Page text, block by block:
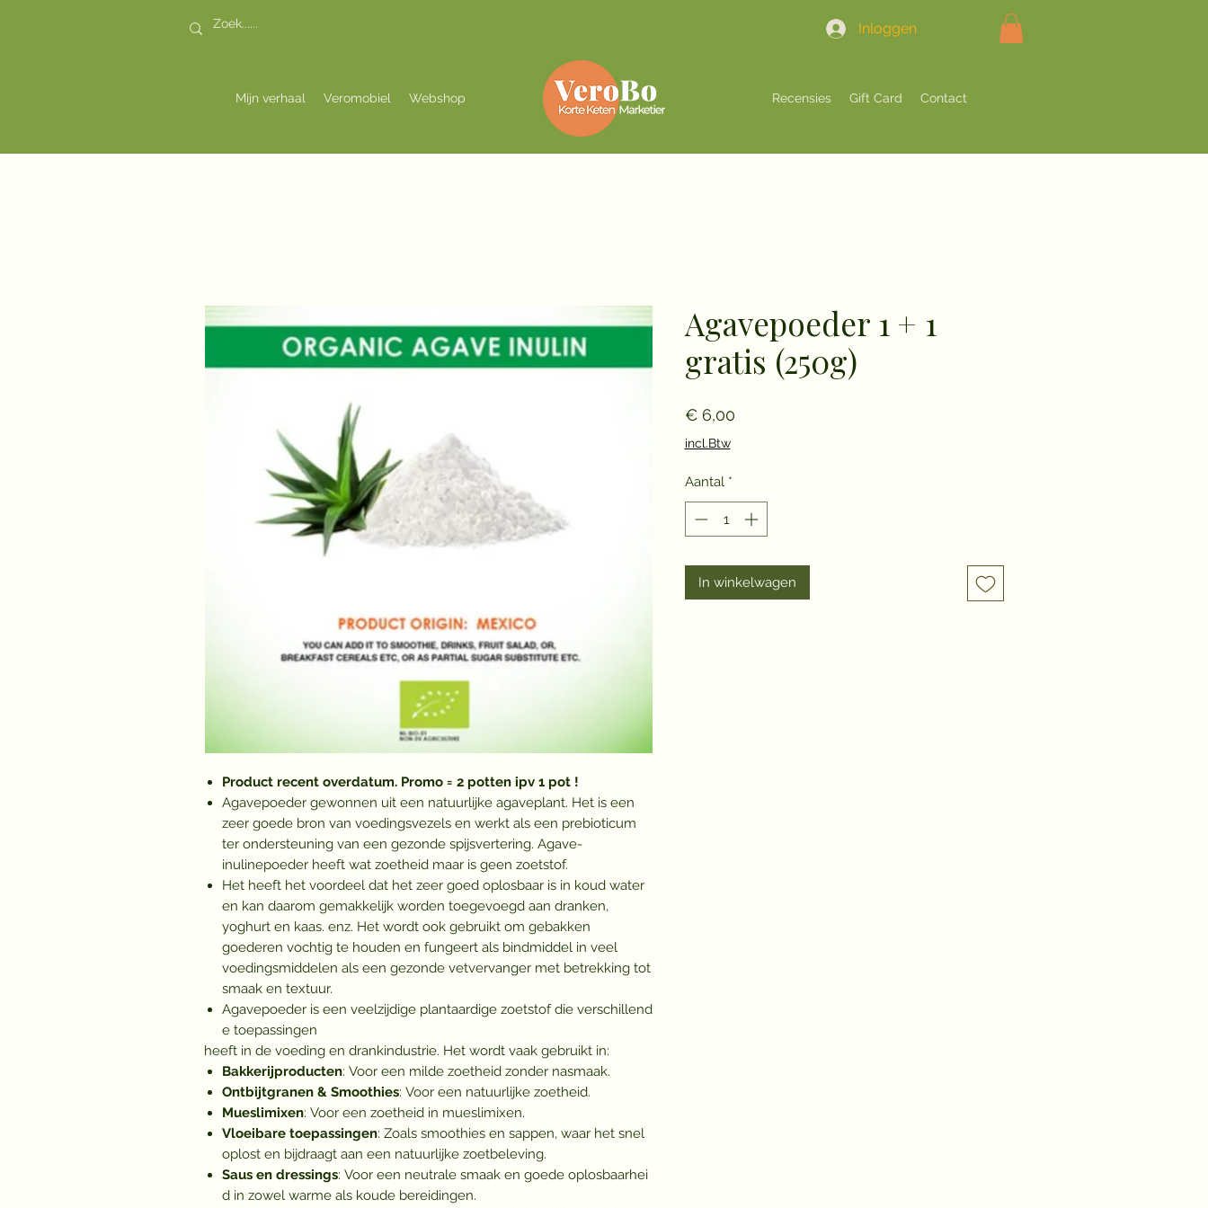
Inloggen
Mijn verhaal Veromobiel Webshop Recensies Gift Card Contact
Product recent overdatum. Promo = 2 potten ipv 1 pot !
Agavepoeder gewonnen uit een natuurlijke agaveplant. Het is een
zeer goede bron van voedingsvezels en werkt als een prebioticum
ter ondersteuning van een gezonde spijsvertering. Agave-
inulinepoeder heeft wat zoetheid maar is geen zoetstof.
Het heeft het voordeel dat het zeer goed oplosbaar is in koud water
en kan daarom gemakkelijk worden toegevoegd aan dranken,
yoghurt en kaas. enz. Het wordt ook gebruikt om gebakken
goederen vochtig te houden en fungeert als bindmiddel in veel
voedingsmiddelen als een gezonde vetvervanger met betrekking tot
smaak en textuur.
Agavepoeder is een veelzijdige plantaardige zoetstof die verschillend
e toepassingen
heeft in de voeding en drankindustrie. Het wordt vaak gebruikt in:
Bakkerijproducten: Voor een milde zoetheid zonder nasmaak.
Ontbijtgranen & Smoothies: Voor een natuurlijke zoetheid.
Mueslimixen: Voor een zoetheid in mueslimixen.
Vloeibare toepassingen: Zoals smoothies en sappen, waar het snel
oplost en bijdraagt aan een natuurlijke zoetbeleving.
Saus en dressings: Voor een neutrale smaak en goede oplosbaarhei
d in zowel warme als koude bereidingen.
Agavepoeder 1 + 1
gratis (250g)
€ 6,00Prijs
incl.Btw
Aantal *
In winkelwagen